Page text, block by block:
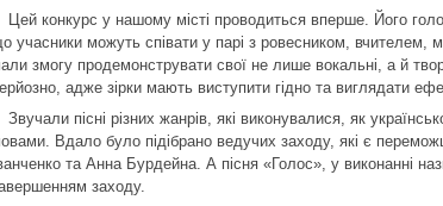
Цей конкурс у нашому місті проводиться вперше. Його
учасники можуть співати у парі з ровесником, вчителем,
змогу продемонструвати свої не лише вокальні, а й
адже зірки мають виступити гідно та виглядати
Звучали пісні різних жанрів, які виконувалися, як
Вдало було підібрано ведучих заходу, які є
та Анна Бурдейна. А пісня «Голос», у виконанні
заходу.